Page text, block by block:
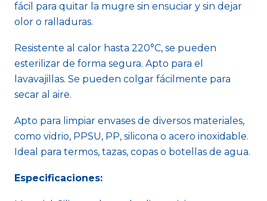
fácil para quitar la mugre sin ensuciar y sin dejar
olor o ralladuras.
Resistente al calor hasta 220°C, se pueden
esterilizar de forma segura. Apto para el
lavavajillas. Se pueden colgar fácilmente para
secar al aire.
Apto para limpiar envases de diversos materiales,
como vidrio, PPSU, PP, silicona o acero inoxidable.
Ideal para termos, tazas, copas o botellas de agua.
Especificaciones: